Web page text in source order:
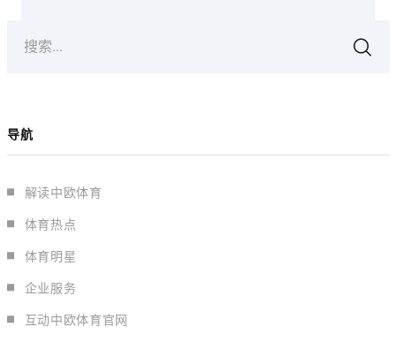
搜索...
导航
解读中欧体育
体育热点
体育明星
企业服务
互动中欧体育官网